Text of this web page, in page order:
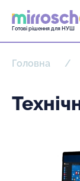
Готові рішення для НУШ
Головна